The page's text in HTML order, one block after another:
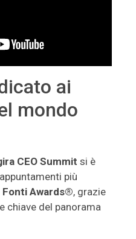
ai
mondo
CEO Summit si è
più
Fonti Awards®, grazie
chiave del panorama